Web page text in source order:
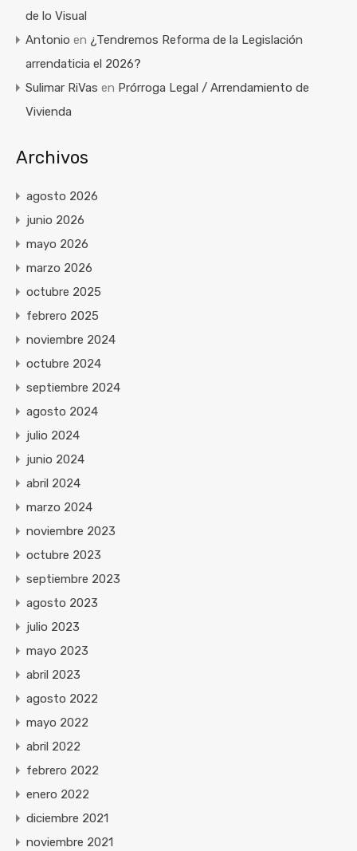
de lo Visual
Antonio en ¿Tendremos Reforma de la Legislación
arrendaticia el 2026?
Sulimar RiVas en Prórroga Legal / Arrendamiento de
Vivienda
Archivos
agosto 2026
junio 2026
mayo 2026
marzo 2026
octubre 2025
febrero 2025
noviembre 2024
octubre 2024
septiembre 2024
agosto 2024
julio 2024
junio 2024
abril 2024
marzo 2024
noviembre 2023
octubre 2023
septiembre 2023
agosto 2023
julio 2023
mayo 2023
abril 2023
agosto 2022
mayo 2022
abril 2022
febrero 2022
enero 2022
diciembre 2021
noviembre 2021